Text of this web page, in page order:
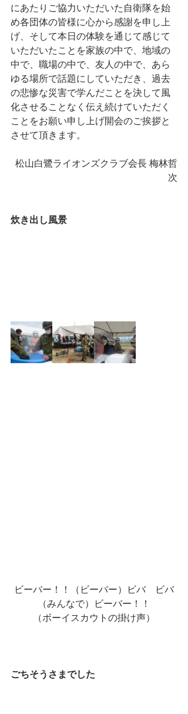
にあたりご協力いただいた自衛隊を始
め各団体の皆様に心から感謝を申し上
げ、そして本日の体験を通じて感じて
いただいたことを家族の中で、地域の
中で、職場の中で、友人の中で、あら
ゆる場所で話題にしていただき、過去
の悲惨な災害で学んだことを決して風
化させることなく伝え続けていただく
ことをお願い申し上げ開会のご挨拶と
させて頂きます。
松山白鷺ライオンズクラブ会長 梅林哲
次
炊き出し風景
ビーバー！！（ビーバー）ビバ　ビバ
（みんなで）ビーバー！！
（ボーイスカウトの掛け声）
ごちそうさまでした